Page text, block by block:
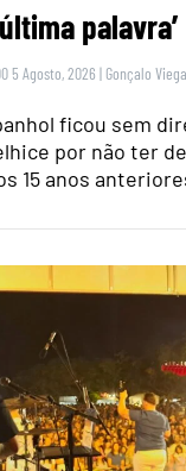
palavra’
5 Agosto, 2026 | Gonçalo
ficou sem
por não ter
15 anos